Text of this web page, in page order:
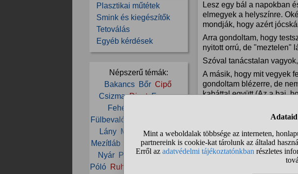
Plasztikai műtétek
Smink és kiegészítők
Tetoválás
Egyéb kérdések
Népszerű témák:
Bakancs
Bőr Cipő
Csizma Divat Farmer
Fehérnemű
Fülbevaló
Lány Márka
Melltartó
Mezítláb
Nadrág Nike Nő
Nyár
Papucs Piercing
Póló
Ruha
Lesz egy bál a napokban
elmegyek a helyszínre.
mondják, hogy azért
Arra gondoltam, hogy
nyitott orrú, de "meztelen"
Szóval tanácstalan
A másik, hogy mit vegyek
gondoltam blézerre, de
kabáttal együtt.(Az a baj,
Bármilyen tippet szívesen
2025. febr. 15. 23:21